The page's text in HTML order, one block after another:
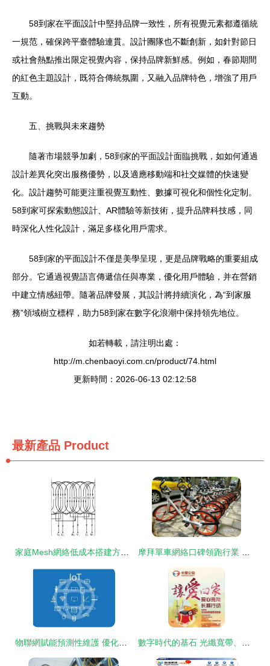
58到家在平面設計中堅持品牌一致性，所有視覺元素都遵循統
一規范，確保跨平臺體驗連貫。設計團隊也不斷創新，如針對節日
或社會熱點推出限定視覺內容，保持品牌新鮮感。例如，春節期間
的紅色主題設計，既符合傳統氛圍，又融入品牌特色，增強了用戶
互動。
五、挑戰與未來趨勢
隨著市場競爭加劇，58到家的平面設計面臨挑戰，如如何通過
設計差異化突出服務優勢，以及適應移動端和社交媒體的快速變
化。設計趨勢可能更注重視覺互動性、數據可視化和個性化定制。
58到家可探索動態設計、AR體驗等新技術，提升品牌科技感，同
時深化人性化設計，滿足多樣化用戶需求。
58到家的平面設計不僅是美學呈現，更是品牌戰略的重要組成
部分。它通過視覺語言傳遞信任與專業，優化用戶體驗，并在營銷
中建立情感紐帶。隨著品牌發展，其設計將持續演化，為“到家服
務”領域樹立標桿，助力58到家在數字化浪潮中保持領先地位。
如若轉載，請注明出處：
http://m.chenbaoyi.com.cn/product/74.html
更新時間：2026-06-13 02:12:58
最新產品 Product